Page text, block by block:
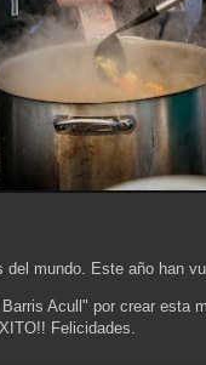
mundo. Este año han
Acull" por crear esta
Felicidades.